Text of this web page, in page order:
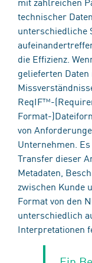
technischer
unterschiedliche
die Effizienz.
gelieferten
ReqIF™-
Format-
von
Unternehmen.
Transfer dieser
Metadaten,
zwischen Kunde
Format von den
unterschiedlich
Interpretationen